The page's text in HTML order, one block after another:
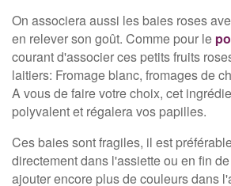
On associera aussi les baies roses
en relever son goût. Comme pour le
courant d'associer ces petits fruits
laitiers: Fromage blanc, fromages de
A vous de faire votre choix, cet
polyvalent et régalera vos papilles.
Ces baies sont fragiles, il est
directement dans l'assiette ou en fin
ajouter encore plus de couleurs dans